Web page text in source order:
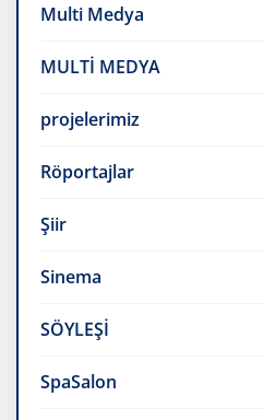
Multi Medya
MULTİ MEDYA
projelerimiz
Röportajlar
Şiir
Sinema
SÖYLEŞİ
SpaSalon